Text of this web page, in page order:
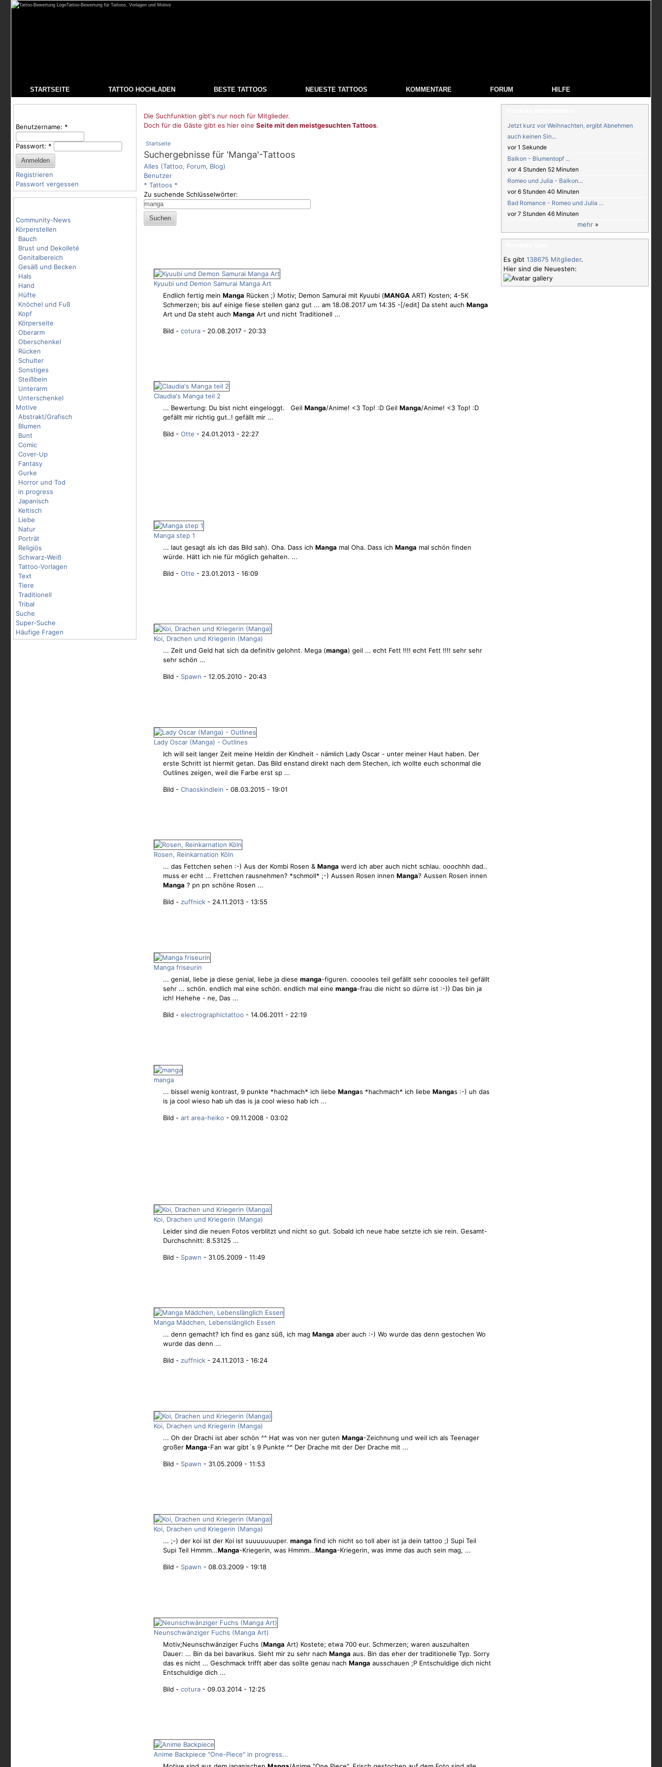
Tattoo-Bewertung für Tattoos, Vorlagen und Motive
STARTSEITE TATTOO HOCHLADEN BESTE TATTOOS NEUESTE TATTOOS KOMMENTARE FORUM HILFE
Benutzername: *
Passwort: *
Registrieren
Passwort vergessen
Community-News
Körperstellen
Bauch
Brust und Dekolleté
Genitalbereich
Gesäß und Becken
Hals
Hand
Hüfte
Knöchel und Fuß
Kopf
Körperseite
Oberarm
Oberschenkel
Rücken
Schulter
Sonstiges
Steißbein
Unterarm
Unterschenkel
Motive
Abstrakt/Grafisch
Blumen
Bunt
Comic
Cover-Up
Fantasy
Gurke
Horror und Tod
in progress
Japanisch
Keltisch
Liebe
Natur
Porträt
Religiös
Schwarz-Weiß
Tattoo-Vorlagen
Text
Tiere
Traditionell
Tribal
Suche
Super-Suche
Häufige Fragen
Die Suchfunktion gibt's nur noch für Mitglieder.
Doch für die Gäste gibt es hier eine Seite mit den meistgesuchten Tattoos.
Startseite
Suchergebnisse für 'Manga'-Tattoos
Alles (Tattoo, Forum, Blog)
Benutzer
* Tattoos *
Zu suchende Schlüsselwörter:
Kyuubi und Demon Samurai Manga Art
Endlich fertig mein Manga Rücken ;) Motiv; Demon Samurai mit Kyuubi (MANGA ART) Kosten; 4-5K
Schmerzen; bis auf einige fiese stellen ganz gut ... am 18.08.2017 um 14:35 -[/edit] Da steht auch Manga
Art und Da steht auch Manga Art und nicht Traditionell ...
Bild - cotura - 20.08.2017 - 20:33
Claudia's Manga teil 2
... Bewertung: Du bist nicht eingeloggt. Geil Manga/Anime! <3 Top! :D Geil Manga/Anime! <3 Top! :D
gefällt mir richtig gut..! gefällt mir ...
Bild - Otte - 24.01.2013 - 22:27
Manga step 1
... laut gesagt als ich das Bild sah). Oha. Dass ich Manga mal Oha. Dass ich Manga mal schön finden
würde. Hätt ich nie für möglich gehalten. ...
Bild - Otte - 23.01.2013 - 16:09
Koi, Drachen und Kriegerin (Manga)
... Zeit und Geld hat sich da definitiv gelohnt. Mega (manga) geil ... echt Fett !!!! echt Fett !!!! sehr sehr
sehr schön ...
Bild - Spawn - 12.05.2010 - 20:43
Lady Oscar (Manga) - Outlines
Ich will seit langer Zeit meine Heldin der Kindheit - nämlich Lady Oscar - unter meiner Haut haben. Der
erste Schritt ist hiermit getan. Das Bild enstand direkt nach dem Stechen, ich wollte euch schonmal die
Outlines zeigen, weil die Farbe erst sp ...
Bild - Chaoskindlein - 08.03.2015 - 19:01
Rosen, Reinkarnation Köln
... das Fettchen sehen :-) Aus der Kombi Rosen & Manga werd ich aber auch nicht schlau. ooochhh dad..
muss er echt ... Frettchen rausnehmen? *schmoll* ;-) Aussen Rosen innen Manga? Aussen Rosen innen
Manga ? pn pn schöne Rosen ...
Bild - zuffnick - 24.11.2013 - 13:55
Manga friseurin
... genial, liebe ja diese genial, liebe ja diese manga-figuren. cooooles teil gefällt sehr cooooles teil gefällt
sehr ... schön. endlich mal eine schön. endlich mal eine manga-frau die nicht so dürre ist :-)) Das bin ja
ich! Hehehe - ne, Das ...
Bild - electrographictattoo - 14.06.2011 - 22:19
manga
... bissel wenig kontrast, 9 punkte *hachmach* ich liebe Mangas *hachmach* ich liebe Mangas :-) uh das
is ja cool wieso hab uh das is ja cool wieso hab ich ...
Bild - art area-heiko - 09.11.2008 - 03:02
Koi, Drachen und Kriegerin (Manga)
Leider sind die neuen Fotos verblitzt und nicht so gut. Sobald ich neue habe setzte ich sie rein. Gesamt-
Durchschnitt: 8.53125 ...
Bild - Spawn - 31.05.2009 - 11:49
Manga Mädchen, Lebenslänglich Essen
... denn gemacht? Ich find es ganz süß, ich mag Manga aber auch :-) Wo wurde das denn gestochen Wo
wurde das denn ...
Bild - zuffnick - 24.11.2013 - 16:24
Koi, Drachen und Kriegerin (Manga)
... Oh der Drachi ist aber schön ^^ Hat was von ner guten Manga-Zeichnung und weil ich als Teenager
großer Manga-Fan war gibt´s 9 Punkte ^^ Der Drache mit der Der Drache mit ...
Bild - Spawn - 31.05.2009 - 11:53
Koi, Drachen und Kriegerin (Manga)
... ;-) der koi ist der Koi ist suuuuuuuper. manga find ich nicht so toll aber ist ja dein tattoo ;) Supi Teil
Supi Teil Hmmm...Manga-Kriegerin, was Hmmm...Manga-Kriegerin, was imme das auch sein mag, ...
Bild - Spawn - 08.03.2009 - 19:18
Neunschwänziger Fuchs (Manga Art)
Motiv;Neunschwänziger Fuchs (Manga Art) Kostete; etwa 700 eur. Schmerzen; waren auszuhalten
Dauer: ... Bin da bei bavarikus. Sieht mir zu sehr nach Manga aus. Bin das eher der traditionelle Typ. Sorry
das es nicht ... Geschmack trifft aber das sollte genau nach Manga ausschauen ;P Entschuldige dich nicht
Entschuldige dich ...
Bild - cotura - 09.03.2014 - 12:25
Anime Backpiece "One-Piece" in progress...
Jetzt kurz vor Weihnachten, ergibt Abnehmen
auch keinen Sin...
vor 1 Sekunde
Balkon - Blumentopf ...
vor 4 Stunden 52 Minuten
Romeo und Julia - Balkon...
vor 6 Stunden 40 Minuten
Bad Romance - Romeo und Julia ...
vor 7 Stunden 46 Minuten
mehr »
Es gibt 138675 Mitglieder.
Hier sind die Neuesten: